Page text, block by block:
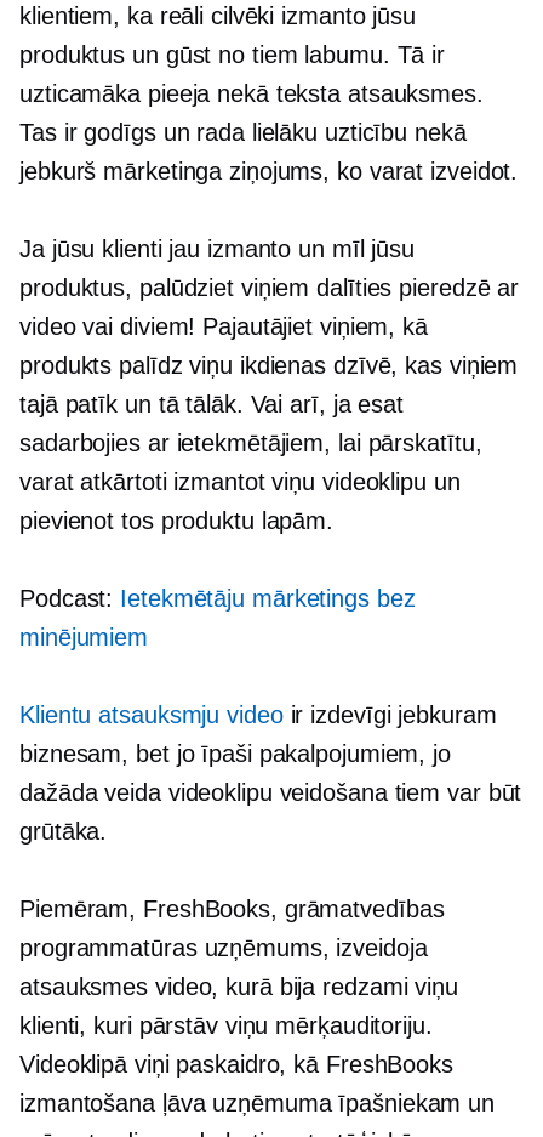
klientiem, ka reāli cilvēki izmanto jūsu
produktus un gūst no tiem labumu. Tā ir
uzticamāka pieeja nekā teksta atsauksmes.
Tas ir godīgs un rada lielāku uzticību nekā
jebkurš mārketinga ziņojums, ko varat izveidot.
Ja jūsu klienti jau izmanto un mīl jūsu
produktus, palūdziet viņiem dalīties pieredzē ar
video vai diviem! Pajautājiet viņiem, kā
produkts palīdz viņu ikdienas dzīvē, kas viņiem
tajā patīk un tā tālāk. Vai arī, ja esat
sadarbojies ar ietekmētājiem, lai pārskatītu,
varat atkārtoti izmantot viņu videoklipu un
pievienot tos produktu lapām.
Podcast: Ietekmētāju mārketings bez
minējumiem
Klientu atsauksmju videoir izdevīgi jebkuram
biznesam, bet jo īpaši pakalpojumiem, jo ​​
dažāda veida videoklipu veidošana tiem var būt
grūtāka.
Piemēram, FreshBooks, grāmatvedības
programmatūras uzņēmums, izveidoja
atsauksmes video, kurā bija redzami viņu
klienti, kuri pārstāv viņu mērķauditoriju.
Videoklipā viņi paskaidro, kā FreshBooks
izmantošana ļāva uzņēmuma īpašniekam un